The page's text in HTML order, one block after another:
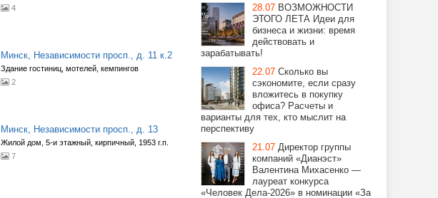
4
Минск, Независимости просп., д. 11 к.2
Здание гостиниц, мотелей, кемпингов
2
Минск, Независимости просп., д. 13
Жилой дом, 5-и этажный, кирпичный, 1953 г.п.
7
28.07 ВОЗМОЖНОСТИ
ЭТОГО ЛЕТА Идеи для
бизнеса и жизни: время
действовать и
зарабатывать!
22.07 Сколько вы
сэкономите, если сразу
вложитесь в покупку
офиса? Расчеты и
варианты для тех, кто мыслит на
перспективу
21.07 Директор группы
компаний «Дианэст»
Валентина Михасенко —
лауреат конкурса
«Человек Дела-2026» в номинации «За